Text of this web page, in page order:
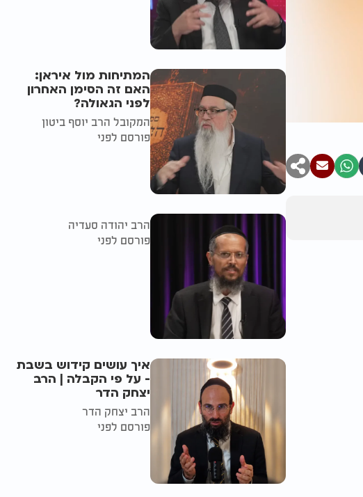
המתיחות מול איראן:
האם זה הסימן האחרון
לפני הגאולה?
המקובל הרב יוסף ביטון
פורסם לפני
הרב יהודה סעדיה
פורסם לפני
איך עושים קידוש בשבת
- על פי הקבלה | הרב
יצחק הדר
הרב יצחק הדר
פורסם לפני